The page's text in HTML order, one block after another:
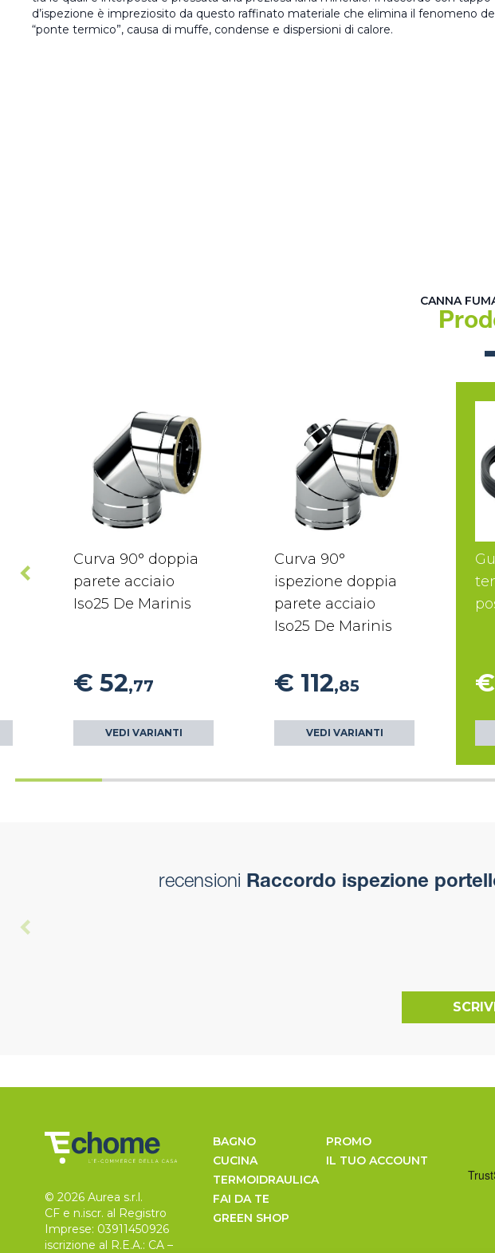
d’ispezione è impreziosito da questo raffinato materiale che elimina il fenomeno
“ponte termico”, causa di muffe, condense e dispersioni di calore.
CANNA
Curva 90° doppia
parete acciaio
Iso25 De Marinis
€ 52,77
VEDI VARIANTI
Curva 90°
ispezione doppia
parete acciaio
Iso25 De Marinis
€ 112,85
VEDI VARIANTI
recensioni Raccordo ispezione
© 2026 Aurea s.r.l.
CF e n.iscr. al Registro
Imprese: 03911450926
iscrizione al R.E.A.: CA –
BAGNO
CUCINA
TERMOIDRAULICA
FAI DA TE
GREEN SHOP
PROMO
IL TUO ACCOUNT